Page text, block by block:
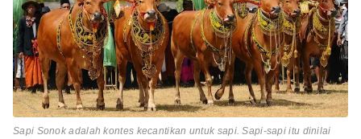
Sapi Sonok adalah kontes kecantikan untuk sapi. Sapi-sapi itu dinilai